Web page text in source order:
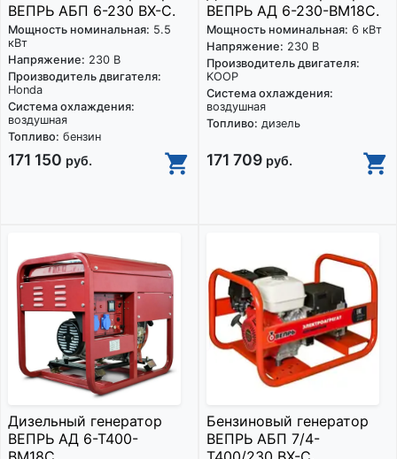
ВЕПРЬ АБП 6-230 ВХ-С.
Мощность номинальная: 5.5
кВт
Напряжение: 230 В
Производитель двигателя:
Honda
Система охлаждения:
воздушная
Топливо: бензин
171 150 руб.
ВЕПРЬ АД 6-230-ВМ18C.
Мощность номинальная: 6 кВт
Напряжение: 230 В
Производитель двигателя:
KOOP
Система охлаждения:
воздушная
Топливо: дизель
171 709 руб.
Дизельный генератор
ВЕПРЬ АД 6-Т400-
Бензиновый генератор
ВЕПРЬ АБП 7/4-